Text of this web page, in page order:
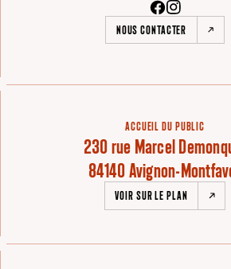
NOUS CONTACTER
ACCUEIL DU PUBLIC
230 rue Marcel
84140 Avignon-
VOIR SUR LE PLAN